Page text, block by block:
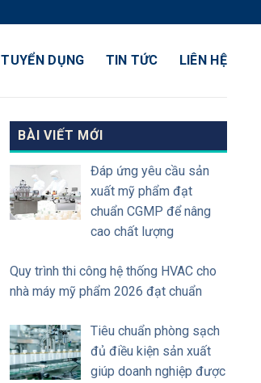
TUYỂN DỤNG TIN TỨC LIÊN HỆ
BÀI VIẾT MỚI
Đáp ứng yêu cầu sản
xuất mỹ phẩm đạt
chuẩn CGMP để nâng
cao chất lượng
Quy trình thi công hệ thống HVAC cho
nhà máy mỹ phẩm 2026 đạt chuẩn
Tiêu chuẩn phòng sạch
đủ điều kiện sản xuất
giúp doanh nghiệp được